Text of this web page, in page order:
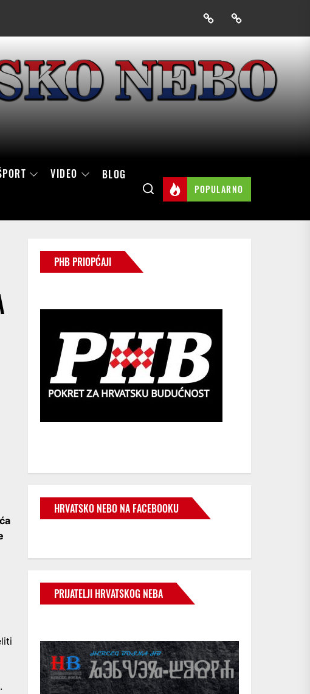
PrijavakSkini
mobilnu
Hrvatskog
neba
VIDEO BLOG
POPULARNO
PHB PRIOPĆAJI
HRVATSKO NEBO NA FACEBOOKU
PRIJATELJI HRVATSKOG NEBA